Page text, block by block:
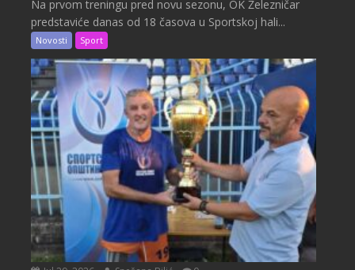
Na prvom treningu pred novu sezonu, OK Železničar
predstaviće danas od 18 časova u Sportskoj hali...
Novosti Sport